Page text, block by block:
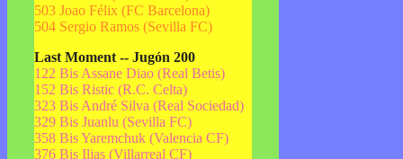
503 Joao Félix (FC Barcelona)
504 Sergio Ramos (Sevilla FC)
Last Moment -- Jugón 200
122 Bis Assane Diao (Real Betis)
152 Bis Ristic (R.C. Celta)
323 Bis André Silva (Real Sociedad)
329 Bis Juanlu (Sevilla FC)
358 Bis Yaremchuk (Valencia CF)
376 Bis Ilias (Villarreal CF)